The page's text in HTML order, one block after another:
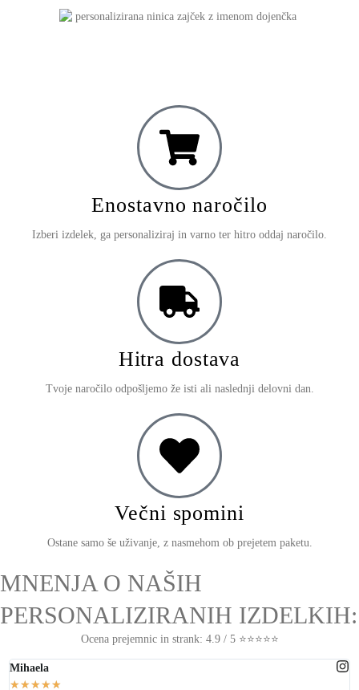
Enostavno naročilo
Izberi izdelek, ga personaliziraj in varno ter hitro oddaj naročilo.
Hitra dostava
Tvoje naročilo odpošljemo že isti ali naslednji delovni dan.
Večni spomini
Ostane samo še uživanje, z nasmehom ob prejetem paketu.
MNENJA O NAŠIH
PERSONALIZIRANIH IZDELKIH:
Ocena prejemnic in strank: 4.9 / 5 ⭐⭐⭐⭐⭐
Mihaela
★★★★★